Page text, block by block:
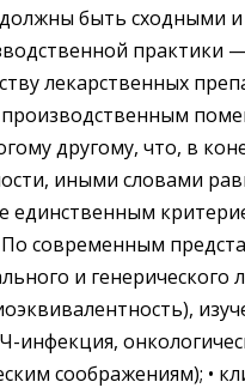
быть сходными и
практики
лекарственных
другому, что, в
иными словами
единственным
современным
и генерического
соображениям); •